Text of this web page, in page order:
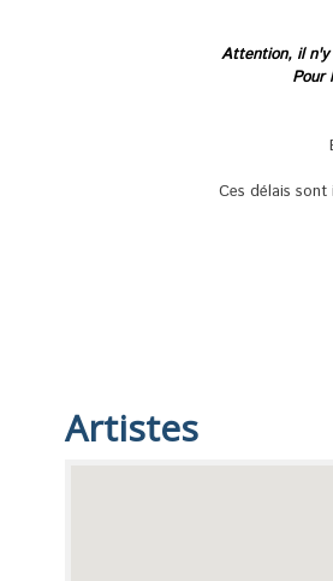
Attention, il n'y
Pour
Ces délais
Artistes